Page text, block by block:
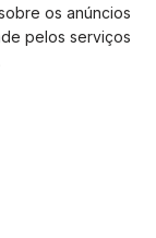
os anúncios
pelos serviços